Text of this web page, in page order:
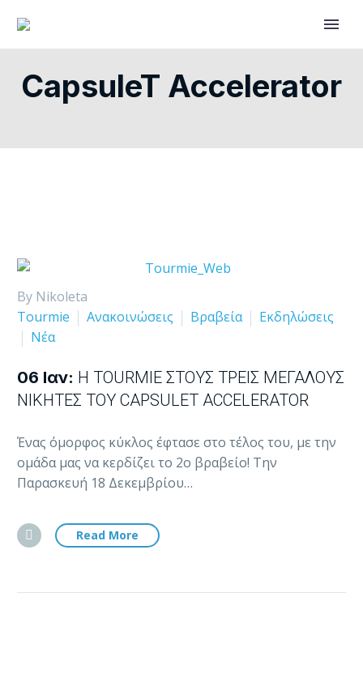
CapsuleT Accelerator
By Nikoleta
Tourmie
Ανακοινώσεις Βραβεία
Εκδηλώσεις
Νέα
06 Ιαν: Η TOURMIE ΣΤΟΥΣ ΤΡΕΙΣ ΜΕΓΆΛΟΥΣ
ΝΙΚΗΤΈΣ ΤΟΥ CAPSULET ACCELERATOR
Ένας όμορφος κύκλος έφτασε στο τέλος του, με την
ομάδα μας να κερδίζει το 2ο βραβείο! Την
Παρασκευή 18 Δεκεμβρίου…
Read More